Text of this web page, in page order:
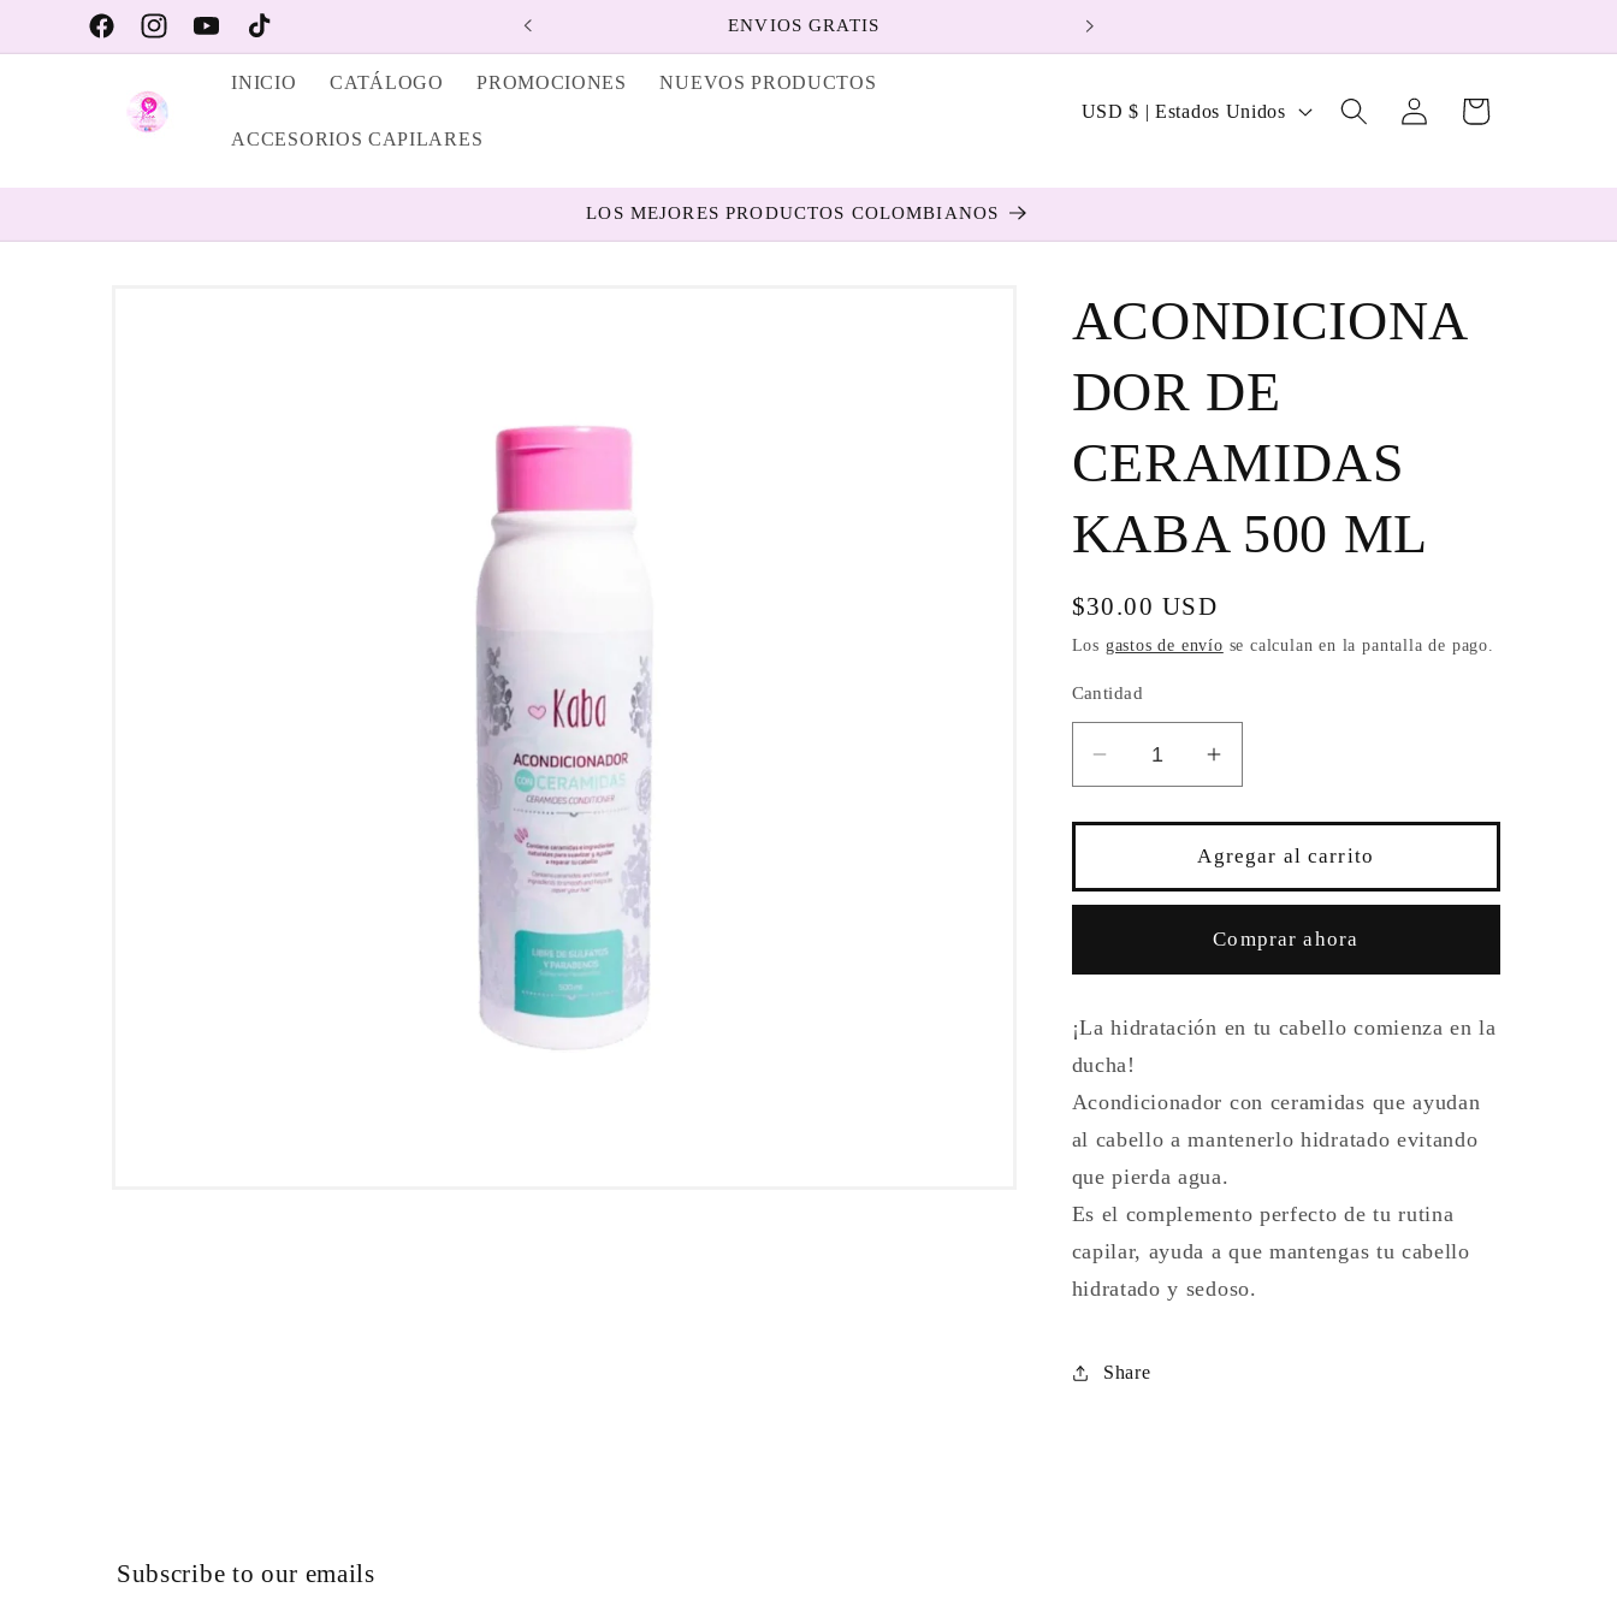
directamente
al contenido
Facebookhttps://www.instagram.com/alexa_store_nyc/
YouTubeTikTok
PRODUCTOS CAPILARES #1 ENVIOS GRATIS
INICIO CATÁLOGO PROMOCIONES NUEVOS PRODUCTOS
ACCESORIOS CAPILARES
P
í
g
ó
n
USD $ | Estados Unidos
Iniciar
sesión
Carrito
LOS MEJORES PRODUCTOS COLOMBIANOS
ACONDICIONA
DOR DE
CERAMIDAS
KABA 500 ML
Precio
habitual
$30.00 USD
Los gastos de envío se calculan en la pantalla de pago.
Cantidad
Reducir
cantidad
para
ACONDICIONADOR
DE
CERAMIDAS
500
Aumentar
cantidad
para
ACONDICIONADOR
DE
CERAMIDAS
KABA
500
Agregar al carrito
Comprar ahora
¡La hidratación en tu cabello comienza en la
ducha!
Acondicionador con ceramidas que ayudan
al cabello a mantenerlo hidratado evitando
que pierda agua.
Es el complemento perfecto de tu rutina
capilar, ayuda a que mantengas tu cabello
hidratado y sedoso.
Share
Subscribe to our emails